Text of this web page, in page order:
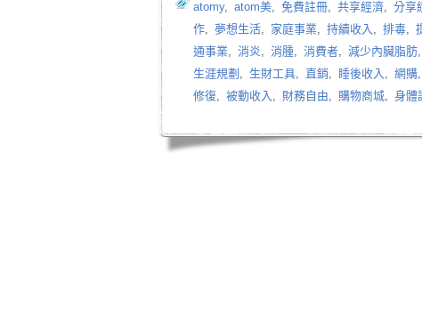
atomy, atom美, 免費註冊, 共享經濟, 分享
作, 夢想生活, 家庭事業, 持續收入 , 排毒,
通事業, 消炎, 消腫, 消費者, 減少內臟脂肪,
生涯規劃 , 生財工具, 直銷, 睡後收入 , 網購,
修復, 被動收入 , 財務自由, 購物商城, 身體